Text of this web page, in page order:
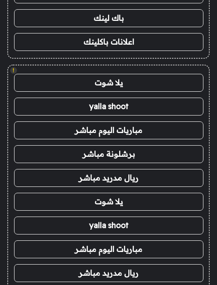
باك لينك
اعلانات باكلينك
!
يلا شوت
yalla shoot
مباريات اليوم مباشر
برشلونة مباشر
ريال مدريد مباشر
يلا شوت
yalla shoot
مباريات اليوم مباشر
ريال مدريد مباشر